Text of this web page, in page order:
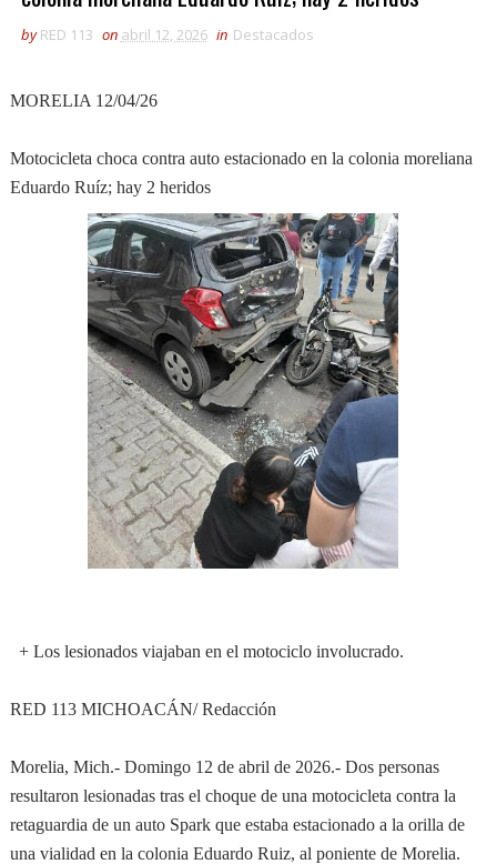
by RED 113 on abril 12, 2026 in Destacados
MORELIA 12/04/26
Motocicleta choca contra auto estacionado en la colonia moreliana
Eduardo Ruíz; hay 2 heridos
+ Los lesionados viajaban en el motociclo involucrado.
RED 113 MICHOACÁN/ Redacción
Morelia, Mich.- Domingo 12 de abril de 2026.- Dos personas
resultaron lesionadas tras el choque de una motocicleta contra la
retaguardia de un auto Spark que estaba estacionado a la orilla de
una vialidad en la colonia Eduardo Ruiz, al poniente de Morelia.